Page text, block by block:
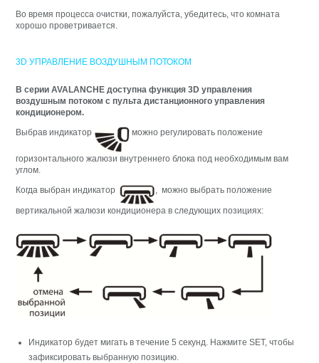
Во время процесса очистки, пожалуйста, убедитесь, что комната
хорошо проветривается.
3D УПРАВЛЕНИЕ ВОЗДУШНЫМ ПОТОКОМ
В серии AVALANCHE доступна функция 3D управления
воздушным потоком с пульта дистанционного управления
кондиционером.
Выбрав индикатор
можно регулировать положение
горизонтального жалюзи внутреннего блока под необходимым вам
углом.
Когда выбран индикатор
, можно выбрать положение
вертикальной жалюзи кондиционера в следующих позициях:
Индикатор будет мигать в течение 5 секунд. Нажмите SET, чтобы
зафиксировать выбранную позицию.